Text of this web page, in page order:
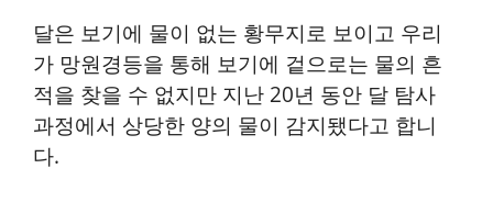
달은 보기에 물이 없는 황무지로 보이고 우리
가 망원경등을 통해 보기에 겉으로는 물의 흔
적을 찾을 수 없지만 지난 20년 동안 달 탐사
과정에서 상당한 양의 물이 감지됐다고 합니
다.